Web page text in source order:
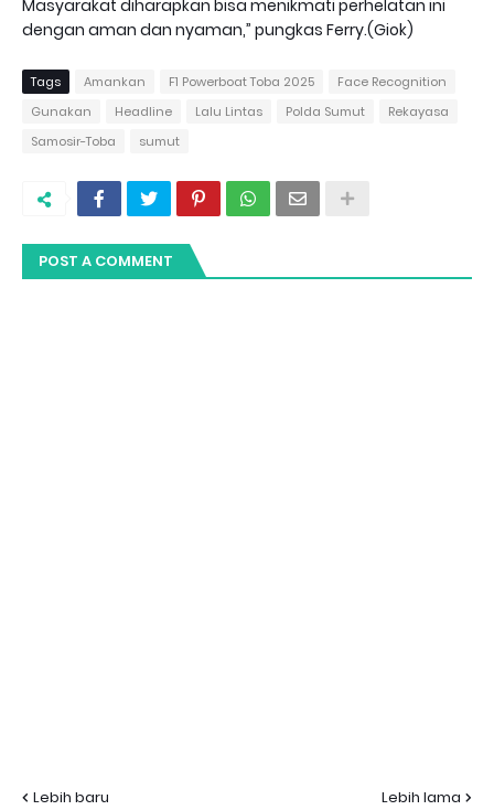
Masyarakat diharapkan bisa menikmati perhelatan ini
dengan aman dan nyaman,” pungkas Ferry.(Giok)
Tags Amankan F1 Powerboat Toba 2025
Face Recognition
Gunakan
Headline Lalu Lintas Polda Sumut
Rekayasa
Samosir-Toba
sumut
POST A COMMENT
Lebih baru Lebih lama